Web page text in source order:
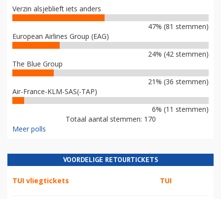
Verzin alsjeblieft iets anders
47% (81 stemmen)
European Airlines Group (EAG)
24% (42 stemmen)
The Blue Group
21% (36 stemmen)
Air-France-KLM-SAS(-TAP)
6% (11 stemmen)
Totaal aantal stemmen: 170
Meer polls
VOORDELIGE RETOURTICKETS
TUI vliegtickets TUI